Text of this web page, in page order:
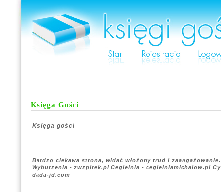
Księga Gości
Księga gości
Bardzo ciekawa strona, widać włożony trud i
Wyburzenia - zwzpirek.pl Cegielnia - cegielniamichalow.pl
dada-jd.com